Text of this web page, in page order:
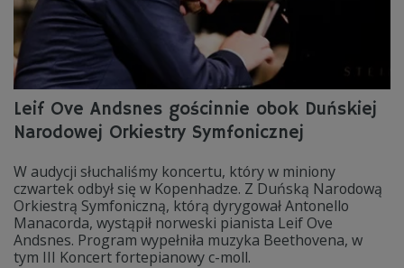
Leif Ove Andsnes gościnnie obok Duńskiej
Narodowej Orkiestry Symfonicznej
W audycji słuchaliśmy koncertu, który w miniony
czwartek odbył się w Kopenhadze. Z Duńską Narodową
Orkiestrą Symfoniczną, którą dyrygował Antonello
Manacorda, wystąpił norweski pianista Leif Ove
Andsnes. Program wypełniła muzyka Beethovena, w
tym III Koncert fortepianowy c-moll.